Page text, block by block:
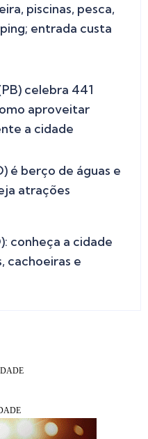
piscinas, pesca,
entrada custa
celebra 441
aproveitar
a cidade
é berço de águas e
atrações
conheça a cidade
cachoeiras e